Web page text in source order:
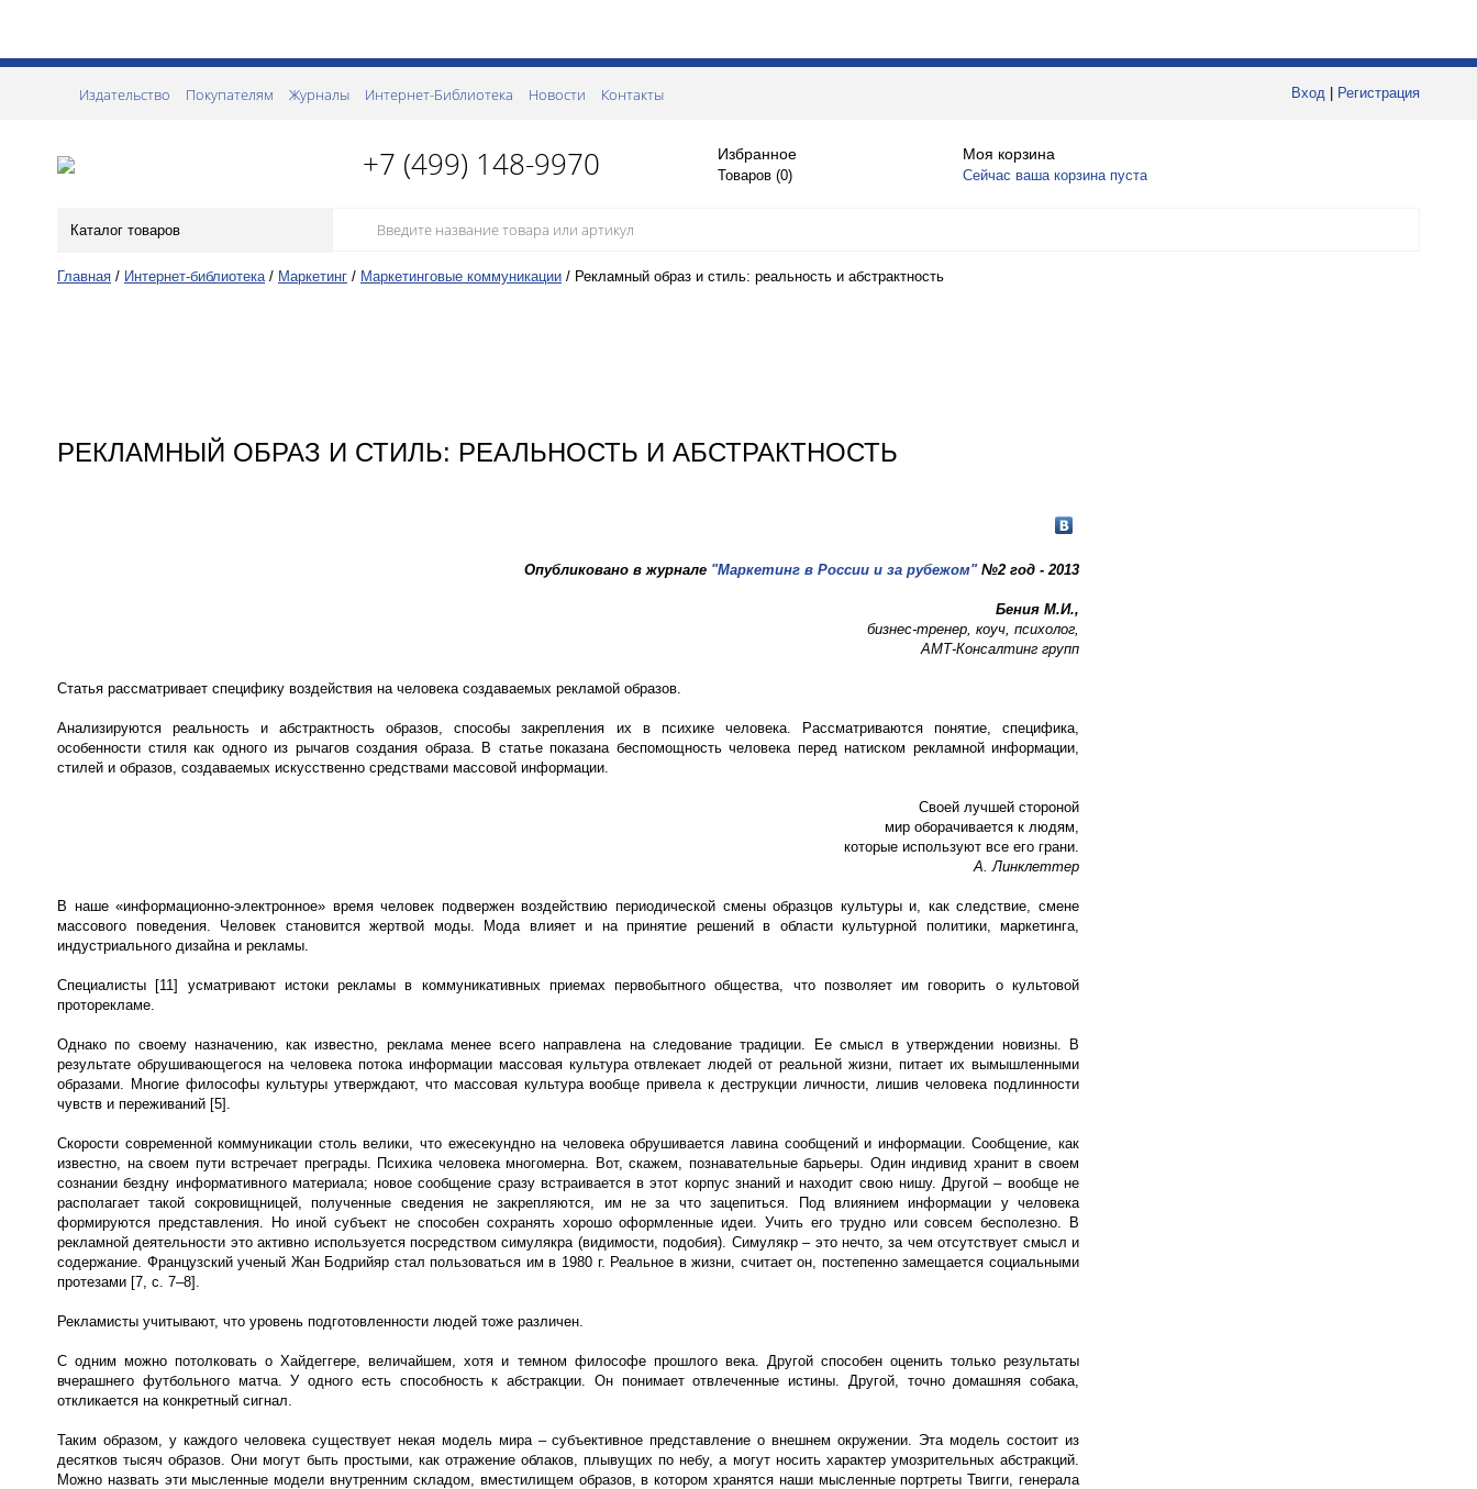
Вход Регистрация
Издательство Покупателям Журналы Интернет-Библиотека Новости Контакты
+7 (499) 148-9970 Избранное
Товаров (0)
Моя корзина
Сейчас ваша корзина пуста
Каталог товаров
Главная / Интернет-библиотека / Маркетинг / Маркетинговые коммуникации / Рекламный образ и стиль: реальность и абстрактность
РЕКЛАМНЫЙ ОБРАЗ И СТИЛЬ: РЕАЛЬНОСТЬ И АБСТРАКТНОСТЬ
Опубликовано в журнале "Маркетинг в России и за рубежом"№2 год - 2013
Бения М.И.,
бизнес-тренер, коуч, психолог,
АМТ-Консалтинг групп
Статья рассматривает специфику воздействия на человека создаваемых рекламой образов.
Анализируются реальность и абстрактность образов, способы закрепления их в психике человека. Рассматриваются понятие, специфика,
особенности стиля как одного из рычагов создания образа. В статье показана беспомощность человека перед натиском рекламной информации,
стилей и образов, создаваемых искусственно средствами массовой информации.
Своей лучшей стороной
мир оборачивается к людям,
которые используют все его грани.
А. Линклеттер
В наше «информационно-электронное» время человек подвержен воздействию периодической смены образцов культуры и, как следствие, смене
массового поведения. Человек становится жертвой моды. Мода влияет и на принятие решений в области культурной политики, маркетинга,
индустриального дизайна и рекламы.
Специалисты [11] усматривают истоки рекламы в коммуникативных приемах первобытного общества, что позволяет им говорить о культовой
проторекламе.
Однако по своему назначению, как известно, реклама менее всего направлена на следование традиции. Ее смысл в утверждении новизны. В
результате обрушивающегося на человека потока информации массовая культура отвлекает людей от реальной жизни, питает их вымышленными
образами. Многие философы культуры утверждают, что массовая культура вообще привела к деструкции личности, лишив человека подлинности
чувств и переживаний [5].
Скорости современной коммуникации столь велики, что ежесекундно на человека обрушивается лавина сообщений и информации. Сообщение, как
известно, на своем пути встречает преграды. Психика человека многомерна. Вот, скажем, познавательные барьеры. Один индивид хранит в своем
сознании бездну информативного материала; новое сообщение сразу встраивается в этот корпус знаний и находит свою нишу. Другой – вообще не
располагает такой сокровищницей, полученные сведения не закрепляются, им не за что зацепиться. Под влиянием информации у человека
формируются представления. Но иной субъект не способен сохранять хорошо оформленные идеи. Учить его трудно или совсем бесполезно. В
рекламной деятельности это активно используется посредством симулякра (видимости, подобия). Симулякр – это нечто, за чем отсутствует смысл и
содержание. Французский ученый Жан Бодрийяр стал пользоваться им в 1980 г. Реальное в жизни, считает он, постепенно замещается социальными
протезами [7, с. 7–8].
Рекламисты учитывают, что уровень подготовленности людей тоже различен.
С одним можно потолковать о Хайдеггере, величайшем, хотя и темном философе прошлого века. Другой способен оценить только результаты
вчерашнего футбольного матча. У одного есть способность к абстракции. Он понимает отвлеченные истины. Другой, точно домашняя собака,
откликается на конкретный сигнал.
Таким образом, у каждого человека существует некая модель мира – субъективное представление о внешнем окружении. Эта модель состоит из
десятков тысяч образов. Они могут быть простыми, как отражение облаков, плывущих по небу, а могут носить характер умозрительных абстракций.
Можно назвать эти мысленные модели внутренним складом, вместилищем образов, в котором хранятся наши мысленные портреты Твигги, генерала